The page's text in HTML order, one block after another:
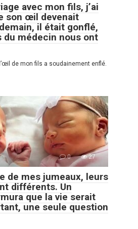
avec mon fils, j’ai
son œil devenait
il était gonflé,
du médecin nous ont
de mon fils a soudainement enflé.
0 27
de mes jumeaux, leurs
différents. Un
que la vie serait
une seule question